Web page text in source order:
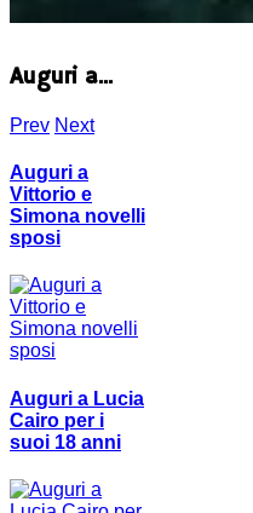
Auguri a...
Prev Next
Auguri a
Vittorio e
Simona novelli
sposi
Auguri a Lucia
Cairo per i
suoi 18 anni